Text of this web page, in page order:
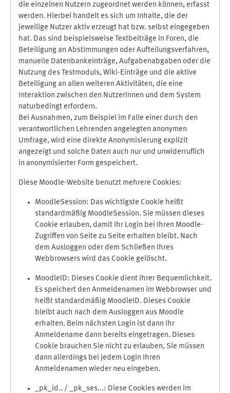
die einzelnen Nutzern zugeordnet werden können, erfasst
werden. Hierbei handelt es sich um Inhalte, die der
jeweilige Nutzer aktiv erzeugt hat bzw. selbst eingegeben
hat. Das sind beispielsweise Textbeiträge in Foren, die
Beteiligung an Abstimmungen oder Aufteilungsverfahren,
manuelle Datenbankeinträge, Aufgabenabgaben oder die
Nutzung des Testmoduls, Wiki-Einträge und die aktive
Beteiligung an allen weiteren Aktivitäten, die eine
Interaktion zwischen den NutzerInnen und dem System
naturbedingt erfordern.
Bei Ausnahmen, zum Beispiel im Falle einer durch den
verantwortlichen Lehrenden angelegten anonymen
Umfrage, wird eine direkte Anonymisierung explizit
angezeigt und solche Daten auch nur und unwiderruflich
in anonymisierter Form gespeichert.
Diese Moodle-Website benutzt mehrere Cookies:
MoodleSession: Das wichtigste Cookie heißt
standardmäßig MoodleSession. Sie müssen dieses
Cookie erlauben, damit Ihr Login bei Ihren Moodle-
Zugriffen von Seite zu Seite erhalten bleibt. Nach
dem Ausloggen oder dem Schließen Ihres
Webbrowsers wird das Cookie gelöscht.
MoodleID: Dieses Cookie dient Ihrer Bequemlichkeit.
Es speichert den Anmeldenamen im Webbrowser und
heißt standardmäßig MoodleID. Dieses Cookie
bleibt auch nach dem Ausloggen aus Moodle
erhalten. Beim nächsten Login ist dann Ihr
Anmeldename dann bereits eingetragen. Dieses
Cookie brauchen Sie nicht zu erlauben, Sie müssen
dann allerdings bei jedem Login Ihren
Anmeldenamen wieder neu eingeben.
_pk_id.. / _pk_ses...: Diese Cookies werden im